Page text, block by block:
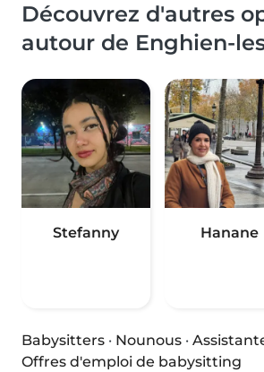
Découvrez d'autres
autour de Enghien-
Stefanny Hanane
Babysitters · Nounous ·
Offres d'emploi de babysitting